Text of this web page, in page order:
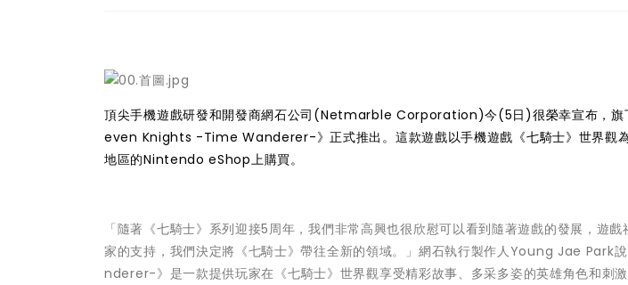
頂尖手機遊戲研發和開發商網石公司(Netmarble Corporation)今(5日)很榮幸宣布，
even Knights -Time Wanderer-》正式推出。這款遊戲以手機遊戲《七騎士》世界觀
地區的Nintendo eShop上購買。
「隨著《七騎士》系列迎接5周年，我們非常高興也很欣慰可以看到隨著遊戲的發展，遊
家的支持，我們決定將《七騎士》帶往全新的領域。」網石執行製作人Young Jae
nderer-》是一款提供玩家在《七騎士》世界觀享受精彩故事、多采多姿的英雄角色和